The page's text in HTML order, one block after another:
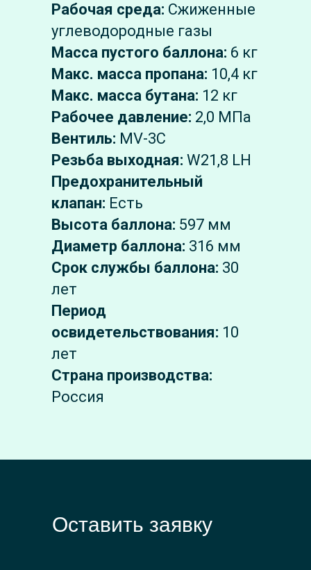
Рабочая среда: Сжиженные
углеводородные газы
Масса пустого баллона: 6 кг
Макс. масса пропана: 10,4 кг
Макс. масса бутана: 12 кг
Рабочее давление: 2,0 МПа
Вентиль: MV-3C
Резьба выходная: W21,8 LH
Предохранительный
клапан: Есть
Высота баллона: 597 мм
Диаметр баллона: 316 мм
Срок службы баллона: 30
лет
Период
освидетельствования: 10
лет
Страна производства:
Россия
Оставить заявку